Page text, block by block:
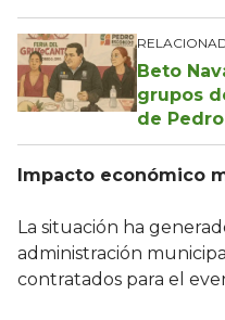
Beto
grupos
de
Impacto económico
La situación ha
administración
contratados para el